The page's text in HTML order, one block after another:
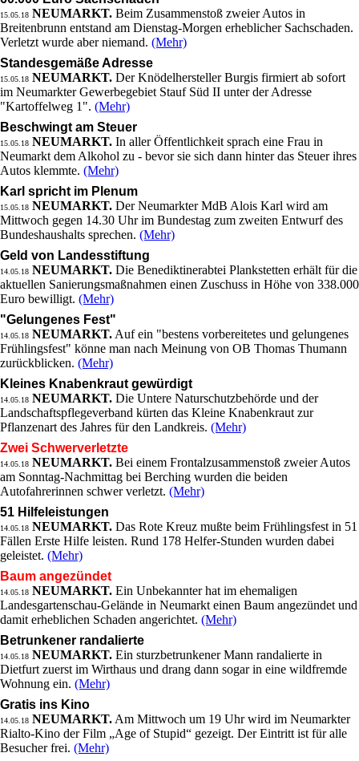
15.05.18 NEUMARKT. Beim Zusammenstoß zweier Autos in
Breitenbrunn entstand am Dienstag-Morgen erheblicher Sachschaden.
Verletzt wurde aber niemand. (Mehr)
Standesgemäße Adresse
15.05.18 NEUMARKT. Der Knödelhersteller Burgis firmiert ab sofort
im Neumarkter Gewerbegebiet Stauf Süd II unter der Adresse
"Kartoffelweg 1". (Mehr)
Beschwingt am Steuer
15.05.18 NEUMARKT. In aller Öffentlichkeit sprach eine Frau in
Neumarkt dem Alkohol zu - bevor sie sich dann hinter das Steuer ihres
Autos klemmte. (Mehr)
Karl spricht im Plenum
15.05.18 NEUMARKT. Der Neumarkter MdB Alois Karl wird am
Mittwoch gegen 14.30 Uhr im Bundestag zum zweiten Entwurf des
Bundeshaushalts sprechen. (Mehr)
Geld von Landesstiftung
14.05.18 NEUMARKT. Die Benediktinerabtei Plankstetten erhält für die
aktuellen Sanierungsmaßnahmen einen Zuschuss in Höhe von 338.000
Euro bewilligt. (Mehr)
"Gelungenes Fest"
14.05.18 NEUMARKT. Auf ein "bestens vorbereitetes und gelungenes
Frühlingsfest" könne man nach Meinung von OB Thomas Thumann
zurückblicken. (Mehr)
Kleines Knabenkraut gewürdigt
14.05.18 NEUMARKT. Die Untere Naturschutzbehörde und der
Landschaftspflegeverband kürten das Kleine Knabenkraut zur
Pflanzenart des Jahres für den Landkreis. (Mehr)
Zwei Schwerverletzte
14.05.18 NEUMARKT. Bei einem Frontalzusammenstoß zweier Autos
am Sonntag-Nachmittag bei Berching wurden die beiden
Autofahrerinnen schwer verletzt. (Mehr)
51 Hilfeleistungen
14.05.18 NEUMARKT. Das Rote Kreuz mußte beim Frühlingsfest in 51
Fällen Erste Hilfe leisten. Rund 178 Helfer-Stunden wurden dabei
geleistet. (Mehr)
Baum angezündet
14.05.18 NEUMARKT. Ein Unbekannter hat im ehemaligen
Landesgartenschau-Gelände in Neumarkt einen Baum angezündet und
damit erheblichen Schaden angerichtet. (Mehr)
Betrunkener randalierte
14.05.18 NEUMARKT. Ein sturzbetrunkener Mann randalierte in
Dietfurt zuerst im Wirthaus und drang dann sogar in eine wildfremde
Wohnung ein. (Mehr)
Gratis ins Kino
14.05.18 NEUMARKT. Am Mittwoch um 19 Uhr wird im Neumarkter
Rialto-Kino der Film „Age of Stupid“ gezeigt. Der Eintritt ist für alle
Besucher frei. (Mehr)